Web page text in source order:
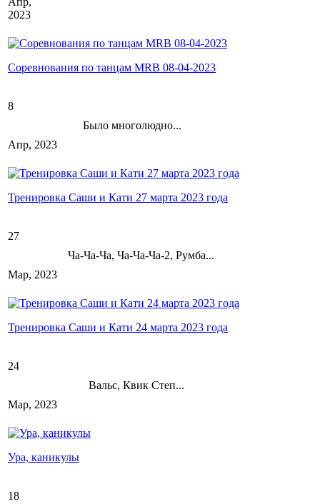
2023
Соревнования по танцам MRB 08-04-2023
8
Было многолюдно...
Апр, 2023
Тренировка Саши и Кати 27 марта 2023 года
27
Ча-Ча-Ча, Ча-Ча-Ча-2, Румба...
Мар, 2023
Тренировка Саши и Кати 24 марта 2023 года
24
Вальс, Квик Степ...
Мар, 2023
Ура, каникулы
18